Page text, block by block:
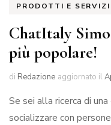
PRODOTTI E SERVIZI
ChatItaly
più popolare!
di Redazione aggiornato il
Se sei alla ricerca di
socializzare con